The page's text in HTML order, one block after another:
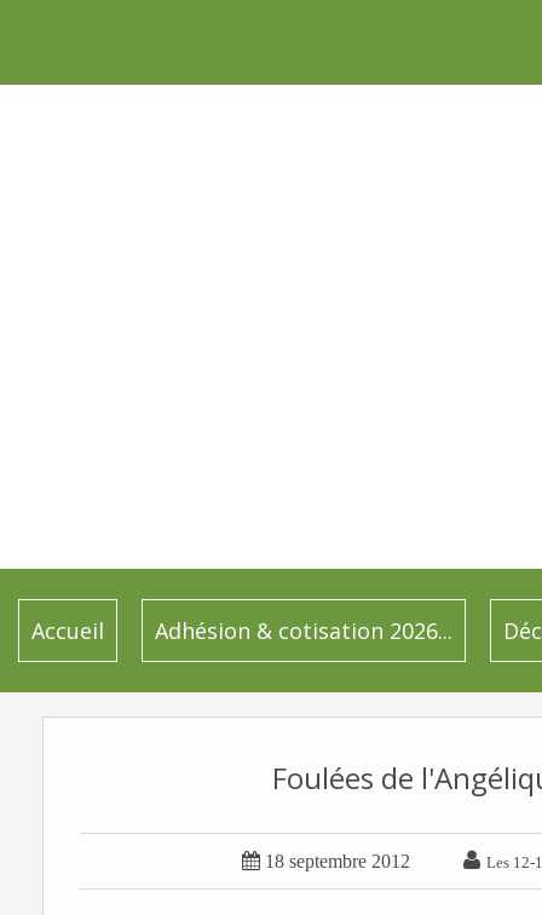
Accueil Adhésion & cotisation 2026...
Foulées de
 18 septembre 2012  Les 12-